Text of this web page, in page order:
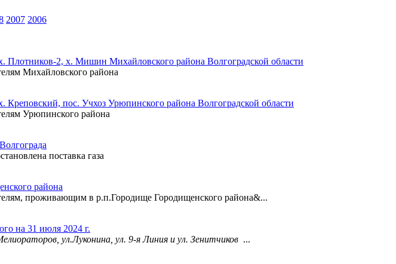
2007 2006
Плотников-2, х. Мишин Михайловского района Волгоградской области
Михайловского района
Креповский, пос. Учхоз Урюпинского района Волгоградской области
Урюпинского района
поставка газа
района
проживающим в р.п.Городище Городищенского района&...
на 31 июля 2024 г.
ул.Луконина, ул. 9-я Линия и ул. Зенитчиков ...